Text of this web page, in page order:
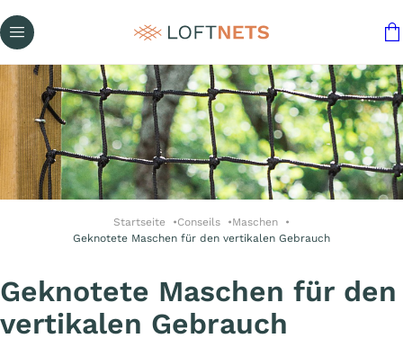
Startseite Conseils
Maschen
Geknotete Maschen für den vertikalen Gebrauch
Geknotete Maschen für den
vertikalen Gebrauch